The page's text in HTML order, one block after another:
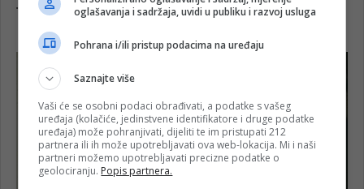
oglašavanja i sadržaja, uvidi u publiku i razvoj usluga
Pohrana i/ili pristup podacima na uređaju
Saznajte više
Vaši će se osobni podaci obrađivati, a podatke s vašeg
uređaja (kolačiće, jedinstvene identifikatore i druge podatke
uređaja) može pohranjivati, dijeliti te im pristupati 212
partnera ili ih može upotrebljavati ova web-lokacija. Mi i naši
partneri možemo upotrebljavati precizne podatke o
geolociranju. Popis partnera.